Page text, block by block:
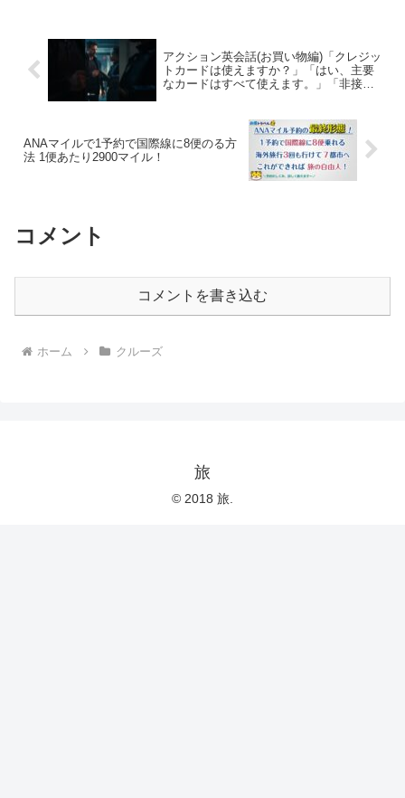
アクション英会話(お買い物編)「クレジッ
トカードは使えますか？」「はい、主要
なカードはすべて使えます。」「非接触
ANAマイルで1予約で国際線に8便のる方
法 1便あたり2900マイル！
コメント
コメントを書き込む
ホーム クルーズ
旅
© 2018 旅.